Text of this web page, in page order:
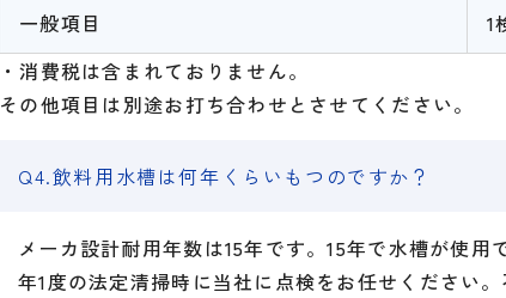
一般項目 1
・消費税は含まれておりません。
その他項目は別途お打ち合わせとさせてください。
Q4.飲料用水槽は何年くらいもつのですか？
メーカ設計耐用年数は15年です。15年で水槽が使用
年1度の法定清掃時に当社に点検をお任せください